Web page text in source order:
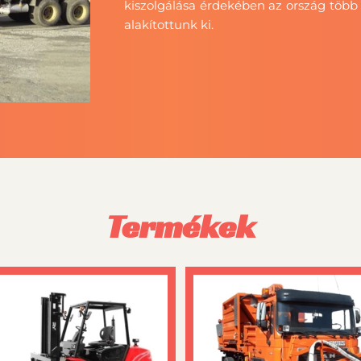
kiszolgálása érdekében az ország
alakítottunk ki.
Termékek